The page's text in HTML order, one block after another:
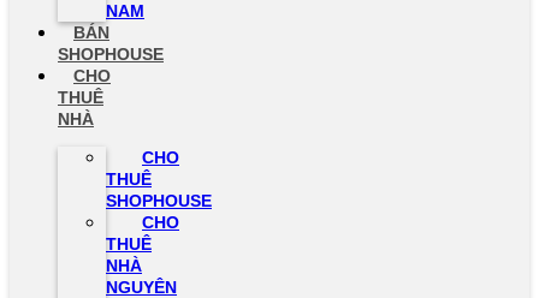
NAM
BÁN
SHOPHOUSE
CHO
THUÊ
NHÀ
CHO
THUÊ
SHOPHOUSE
CHO
THUÊ
NHÀ
NGUYÊN